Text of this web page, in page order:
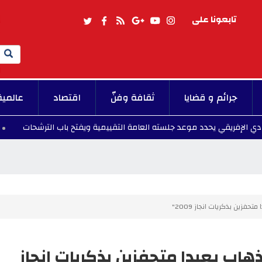
تابعونا على
Search
جرائم و قضايا ثقافة وفنّ اقتصاد
يحدد موعد جلسته العامة التقييمية ويفتح باب الترشحات 11:15 - 2026/08/07
بذكريات انجاز 2009"